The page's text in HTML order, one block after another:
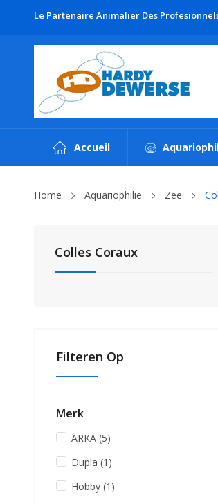
Le Partenaire Animalier Des
Accueil
Home Aquariophilie Zee
Colles Coraux
Filteren Op
Merk
ARKA (5)
Dupla (1)
Hobby (1)